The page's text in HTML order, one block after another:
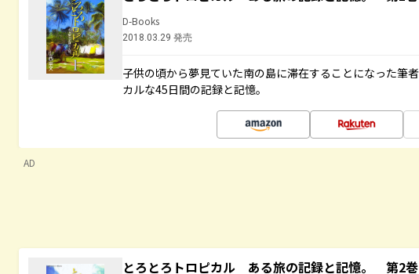
D-Books
2018.03.29 発売
子供の頃から夢見ていた南の島に滞在することになった筆
カルな45日間の記録と記憶。
AD
とろとろトロピカル ある旅の記録と記憶。 第2巻